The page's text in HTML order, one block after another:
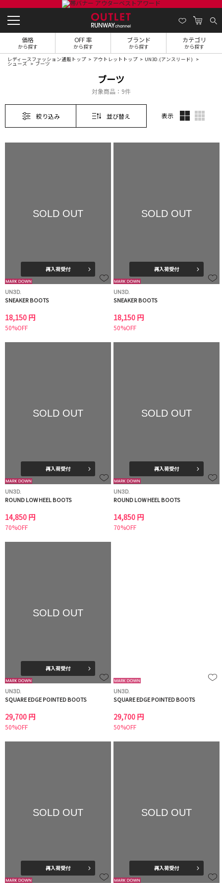
価格
から探す
OFF 率
から探す
ブランド
から探す
カテゴリ
から探す
レディースファッション通販トップ アウトレットトップ UN3D.(アンスリード)
シューズ ブーツ
ブーツ
対象商品： 9件
絞り込み 並び替え 表示
SOLD OUT
再入荷受付
UN3D.
SNEAKER BOOTS
18,150 円
50%OFF
SOLD OUT
再入荷受付
UN3D.
SNEAKER BOOTS
18,150 円
50%OFF
SOLD OUT
再入荷受付
UN3D.
ROUND LOW HEEL BOOTS
14,850 円
70%OFF
SOLD OUT
再入荷受付
UN3D.
ROUND LOW HEEL BOOTS
14,850 円
70%OFF
SOLD OUT
再入荷受付
UN3D.
SQUARE EDGE POINTED BOOTS
29,700 円
50%OFF
UN3D.
SQUARE EDGE POINTED BOOTS
29,700 円
50%OFF
SOLD OUT
再入荷受付
SOLD OUT
再入荷受付